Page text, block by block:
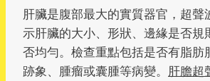
肝臟是腹部最大的實質器官，超聲
示肝臟的大小、形狀、邊緣是否規
否均勻。檢查重點包括是否有脂肪
跡象、腫瘤或囊腫等病變。 肝膽超